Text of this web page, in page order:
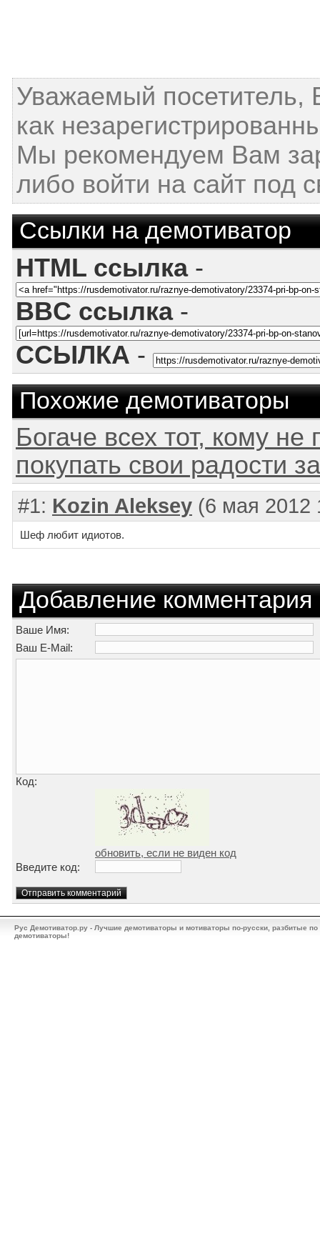
Уважаемый посетитель,
как
Мы рекомендуем Вам
либо войти на сайт под
Ссылки на демотиватор
HTML ссылка-
BBC ссылка-
ССЫЛКА -
Похожие демотиваторы
Богаче всех тот, кому не
покупать свои радости
#1: Kozin Aleksey (6 мая 2012
Шеф любит идиотов.
Добавление комментария
Ваше Имя:
Ваш E-Mail:
Код:
обновить, если не виден код
Введите код:
Рус Демотиватор.ру - Лучшие демотиваторы и мотиваторы по-русски, разбитые
демотиваторы!